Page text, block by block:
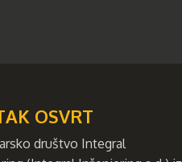
OSVRT
društvo Integral